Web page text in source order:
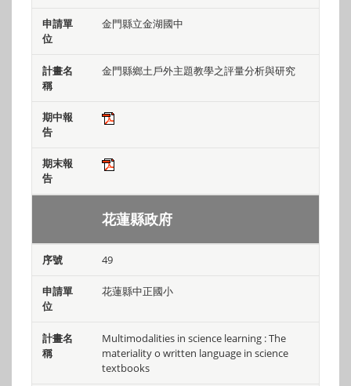
金門縣立金湖國中
金門縣鄉土戶外主題教學之評量分析與研究
花蓮縣政府
49
花蓮縣中正國小
Multimodalities in science learning : The
materiality o written language in science
textbooks